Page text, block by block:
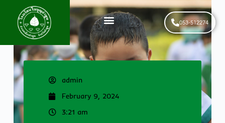
053-512274
admin
February 9, 2024
3:21 am